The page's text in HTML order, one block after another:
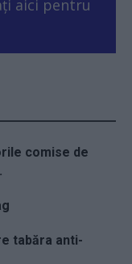
aici pentru
comise de
tabăra anti-